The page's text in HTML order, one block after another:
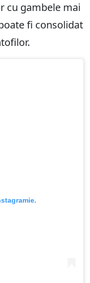
cu gambele mai
fi consolidat